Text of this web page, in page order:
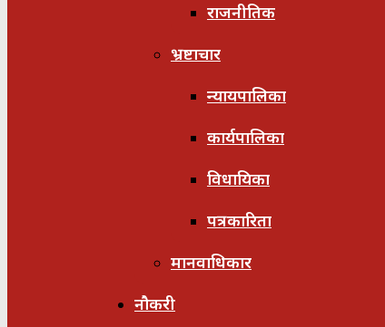
राजनीतिक
भ्रष्टाचार
न्यायपालिका
कार्यपालिका
विधायिका
पत्रकारिता
मानवाधिकार
नौकरी